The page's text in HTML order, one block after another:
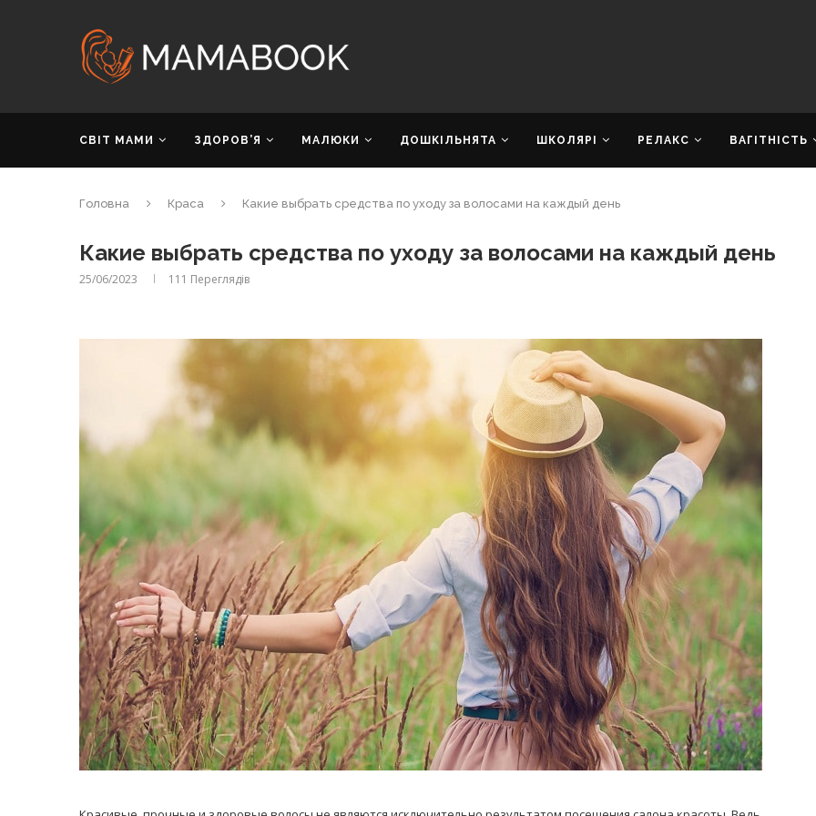
СВІТ МАМИ ЗДОРОВ’Я МАЛЮКИ ДОШКІЛЬНЯТА ШКОЛЯРІ РЕЛАКС ВАГІТНІСТЬ
Головна Краса Какие выбрать средства по уходу за волосами на каждый день
Какие выбрать средства по уходу за волосами на каждый день
25/06/2023 111 Переглядів
принимать
никакого кипятка
30/Січ/2021
Лікарі назвали симптоми
коронавірусу в дітей
14/Бер/2020
Попробуйте рецепт
легендарного супа доктора
Моро, который без...
08/Січ/2021